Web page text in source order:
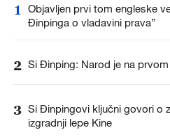
1
Objavljen prvi tom engleske
Đinpinga o vladavini prava”
2 Si Đinping: Narod je na
3 Si Đinpingovi ključni govori o
izgradnji lepe Kine